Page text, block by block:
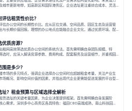
城市更新地带，如高新区和国际港务区。企业选址更注重综合成本、灵活
包式服务的办公空间。专业运营方通过空间优化与社群服务，助力企业成
价比方向发展。近年来，西安写字楼市场呈现出租金持续调整的态势，这
为西部重要
估租赁性价比？
估办公空间的长期性价比。应从区位交通、空间品质、园区生态及运营管
与长期价值回报。理想的办公地点应能融合企业文化，通过优质环境、配
长，实现成本与价值的平衡。对于许多正在成长或寻求稳定发展的企业而
是一项至关重要的决策。这不仅关系到团队的日常工作效率与协作氛围，
、运营成本
质房源？
租网高效筛选优质办公空间的系统方法。首先需明确自身团队规模、特
选时，应深入解读房源参数、费用构成、配套服务及运营细节，并重视园
同时，需考察运营方的品牌背景与持续服务能力。完成线上初选后，必须
实景、测试设施、感受园区氛围并确认合同条款，从而做出精确决策。在
成为企业寻找
是多少？
市场的多元特点，强调企业选择办公空间时应超越租金考量，关注产业生
场概况、影响空间价值的因素，并指出现代企业更需能促进发展的平台型
，说明运营方如何通过构建服务生态助力企业成长，建议企业系统评估需
展载体。对于许多寻求在上海松江区设立或扩展办公空间的企业而言，了
决策的首先
？租金预算与区域选择全解析
赁选址的关键考量因素，为企业决策提供框架。首先需明确自身发展阶
心需求。深圳多中心商务区各具特色：福田CBD高端成熟，南山科技园创
除传统写字楼外，创意产业园注重生态与社群，适合文创、科技类企业。